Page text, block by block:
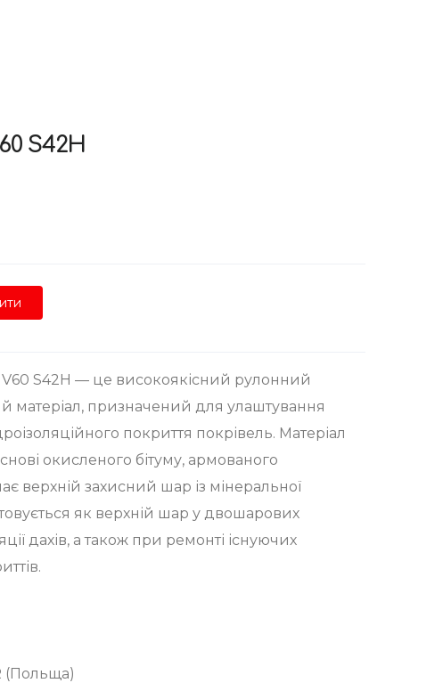
S42H
V60 S42H — це високоякісний рулонний
матеріал, призначений для улаштування
покриття покрівель. Матеріал
окисленого бітуму, армованого
верхній захисний шар із мінеральної
як верхній шар у двошарових
дахів, а також при ремонті існуючих
(Польща)